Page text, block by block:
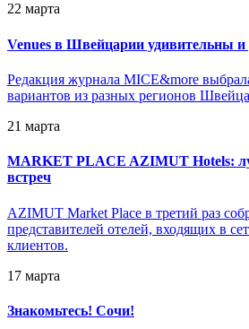
22 марта
Venues в Швейцарии удивительны и
Редакция журнала MICE&more
вариантов из разных регионов
21 марта
MARKET PLACE AZIMUT Hotels:
встреч
AZIMUT Market Place в третий раз
представителей отелей, входящих в
клиентов.
17 марта
Знакомьтесь! Сочи!